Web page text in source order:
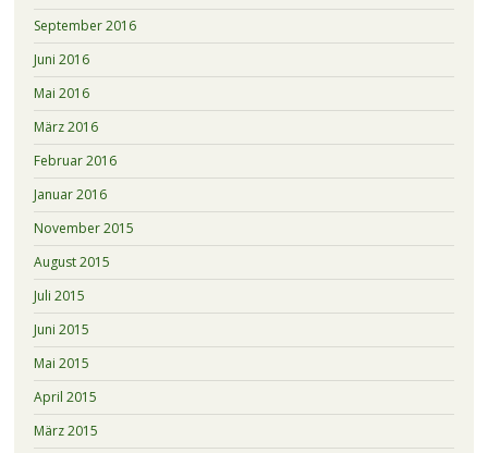
September 2016
Juni 2016
Mai 2016
März 2016
Februar 2016
Januar 2016
November 2015
August 2015
Juli 2015
Juni 2015
Mai 2015
April 2015
März 2015